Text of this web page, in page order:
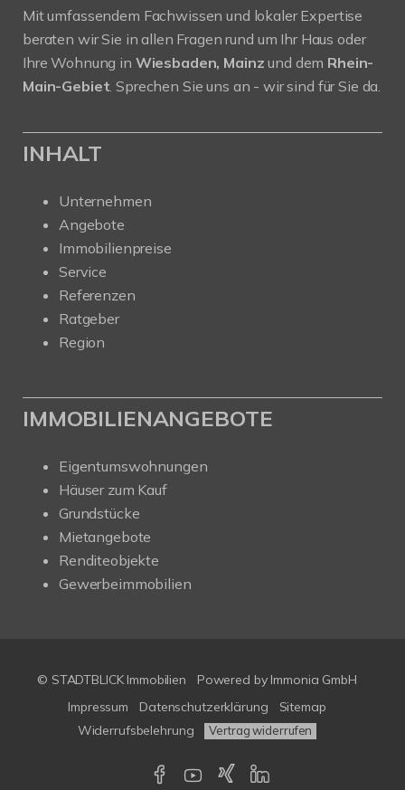
Mit umfassendem Fachwissen und lokaler Expertise
beraten wir Sie in allen Fragen rund um Ihr Haus oder
Ihre Wohnung in Wiesbaden, Mainzund dem Rhein-
Main-Gebiet. Sprechen Sie uns an - wir sind für Sie da.
INHALT
Unternehmen
Angebote
Immobilienpreise
Service
Referenzen
Ratgeber
Region
IMMOBILIENANGEBOTE
Eigentumswohnungen
Häuser zum Kauf
Grundstücke
Mietangebote
Renditeobjekte
Gewerbeimmobilien
© STADTBLICK Immobilien Powered by Immonia GmbH
Impressum
Datenschutzerklärung
Sitemap
Widerrufsbelehrung
Vertrag widerrufen